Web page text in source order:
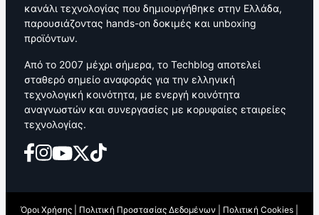
κανάλι τεχνολογίας που δημιουργήθηκε στην Ελλάδα,
παρουσιάζοντας hands-on δοκιμές και unboxing
προϊόντων.
Από το 2007 μέχρι σήμερα, το Techblog αποτελεί
σταθερό σημείο αναφοράς για την ελληνική
τεχνολογική κοινότητα, με ενεργή κοινότητα
αναγνωστών και συνεργασίες με κορυφαίες εταιρείες
τεχνολογίας.
Όροι Χρήσης Πολιτική Προστασίας Δεδομένων Πολιτική Cookies